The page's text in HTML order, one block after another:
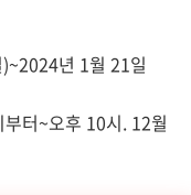
년 1월 21일
터~오후 10시. 12월